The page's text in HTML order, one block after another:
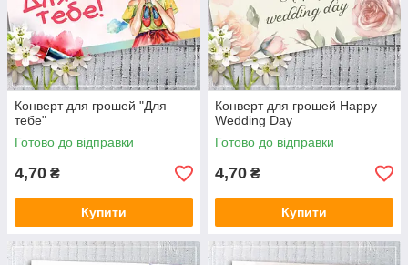
Конверт для грошей "Для
тебе"
Готово до відправки
4,70 ₴
Купити
Конверт для грошей Happy
Wedding Day
Готово до відправки
4,70 ₴
Купити